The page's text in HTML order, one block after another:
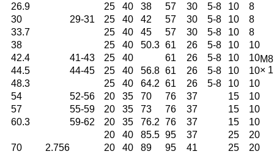
26.9
25 40 38 57 30 5-8 10
8
30
29-31 25 40 42 57 30 5-8 10
8
33.7
25 40 45 57 30 5-8 10
8
38
25 40 50.3 61 26 5-8 10
10
M8
× 1
42.4 41-43 25 40 61 26 5-8 10
10
44.5
44-45 25 40 56.8 61 26 5-8 10
10
48.3
25 40 64.2 61 26 5-8 10
10
54
52-56 20 35 70 76 37 15
10
57
55-59 20 35 73 76 37 15
10
60.3
59-62 20 35 76.2 76 37 15
10
20
40 85.5 95 37 25
20
70
2.756 20 40 89 95 41 25
20